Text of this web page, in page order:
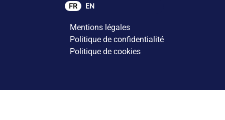
FR EN
Mentions légales
Politique de confidentialité
Politique de cookies